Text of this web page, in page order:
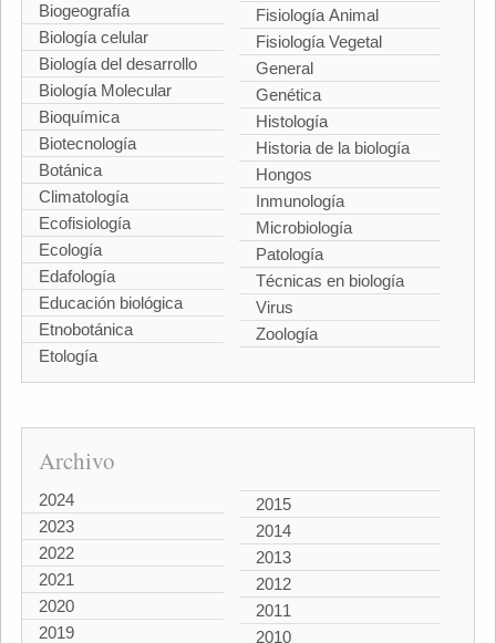
Biogeografía
Biología celular
Biología del desarrollo
Biología Molecular
Bioquímica
Biotecnología
Botánica
Climatología
Ecofisiología
Ecología
Edafología
Educación biológica
Etnobotánica
Etología
Fisiología Animal
Fisiología Vegetal
General
Genética
Histología
Historia de la biología
Hongos
Inmunología
Microbiología
Patología
Técnicas en biología
Virus
Zoología
Archivo
2024
2023
2022
2021
2020
2019
2015
2014
2013
2012
2011
2010